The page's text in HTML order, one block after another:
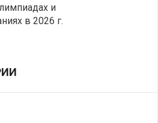
и
в 2026 г.